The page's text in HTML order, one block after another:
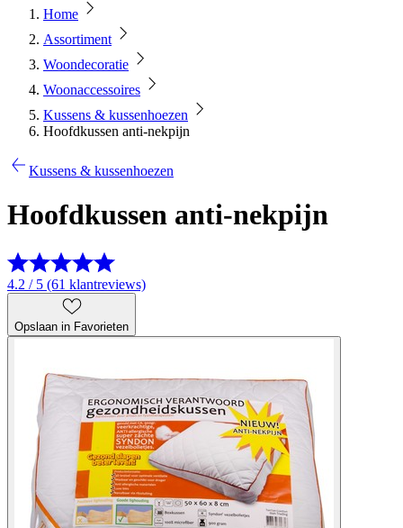
Home
Assortiment
Woondecoratie
Woonaccessoires
Kussens & kussenhoezen
Hoofdkussen anti-nekpijn
Kussens & kussenhoezen
Hoofdkussen anti-nekpijn
4.2 / 5 (61 klantreviews)
Opslaan in Favorieten